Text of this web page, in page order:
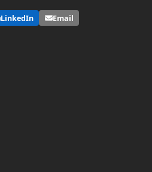
LinkedIn Email